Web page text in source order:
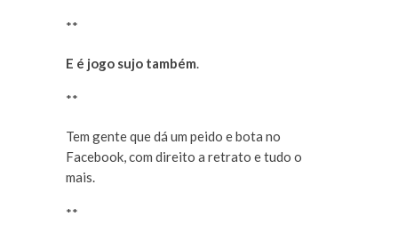
**
E é jogo sujo também.
**
Tem gente que dá um peido e bota no
Facebook, com direito a retrato e tudo o
mais.
**